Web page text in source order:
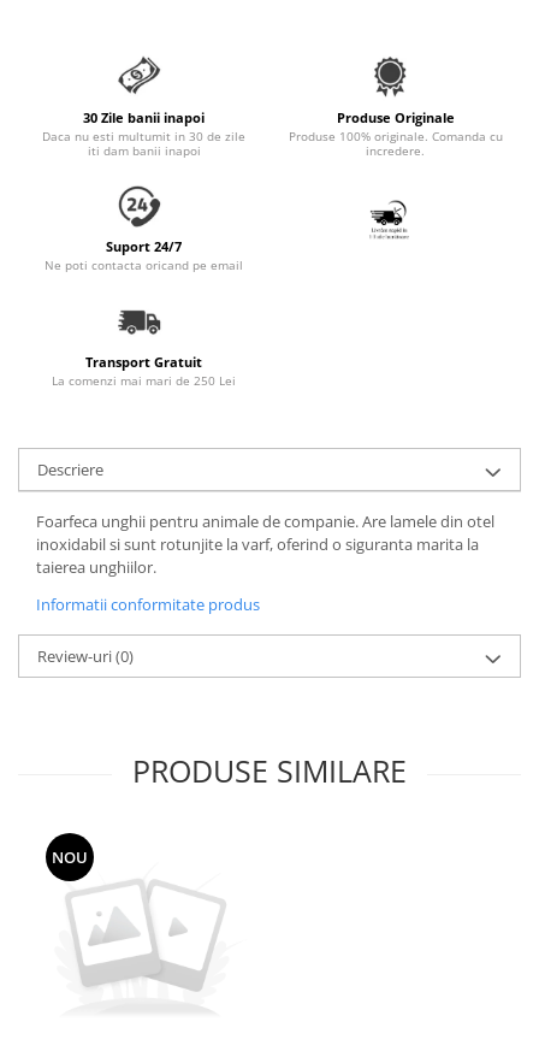
Accesorii Acasă și Mobilier
Identificare30 Zile banii inapoi
Daca nu esti multumit in 30 de zile
iti dam banii inapoi
Produse Originale
Produse 100% originale. Comanda cu
incredere.
Suport 24/7
Ne poti contacta oricand pe email
Transport Gratuit
La comenzi mai mari de 250 Lei
Descriere
Foarfeca unghii pentru animale de companie. Are lamele din otel
inoxidabil si sunt rotunjite la varf, oferind o siguranta marita la
taierea unghiilor.
Informatii conformitate produs
Review-uri(0)
PRODUSE SIMILARE
NOU